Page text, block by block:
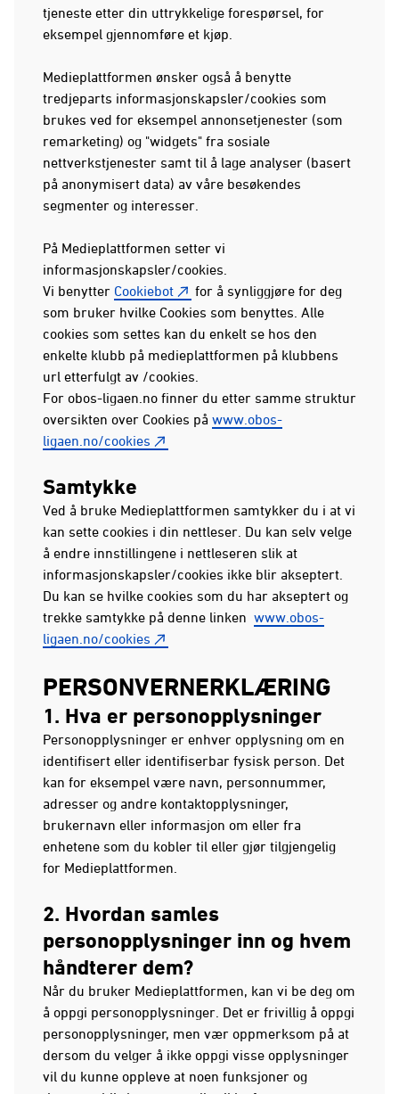
tjeneste etter din uttrykkelige forespørsel, for
eksempel gjennomføre et kjøp.
Medieplattformen ønsker også å benytte
tredjeparts informasjonskapsler/cookies som
brukes ved for eksempel annonsetjenester (som
remarketing) og "widgets" fra sosiale
nettverkstjenester samt til å lage analyser (basert
på anonymisert data) av våre besøkendes
segmenter og interesser.
På Medieplattformen setter vi
informasjonskapsler/cookies.
Vi benytter Cookiebot
for å synliggjøre for deg
som bruker hvilke Cookies som benyttes. Alle
cookies som settes kan du enkelt se hos den
enkelte klubb på medieplattformen på klubbens
url etterfulgt av /cookies.
For obos-ligaen.no finner du etter samme struktur
oversikten over Cookies på www.obos-
ligaen.no/cookies
Samtykke
Ved å bruke Medieplattformen samtykker du i at vi
kan sette cookies i din nettleser. Du kan selv velge
å endre innstillingene i nettleseren slik at
informasjonskapsler/cookies ikke blir akseptert.
Du kan se hvilke cookies som du har akseptert og
trekke samtykke på denne linken www.obos-
ligaen.no/cookies
PERSONVERNERKLÆRING
1. Hva er personopplysninger
Personopplysninger er enhver opplysning om en
identifisert eller identifiserbar fysisk person. Det
kan for eksempel være navn, personnummer,
adresser og andre kontaktopplysninger,
brukernavn eller informasjon om eller fra
enhetene som du kobler til eller gjør tilgjengelig
for Medieplattformen.
2. Hvordan samles
personopplysninger inn og hvem
håndterer dem?
Når du bruker Medieplattformen, kan vi be deg om
å oppgi personopplysninger. Det er frivillig å oppgi
personopplysninger, men vær oppmerksom på at
dersom du velger å ikke oppgi visse opplysninger
vil du kunne oppleve at noen funksjoner og